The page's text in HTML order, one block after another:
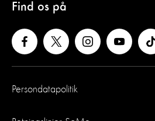
Find os på
Persondatapolitik